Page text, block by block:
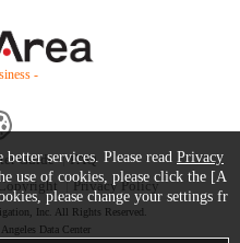
-
Guide
FAQ
Privacy Policy
Inc. All Rights Reserved.
Data Center
services. Please read Privacy
use of cookies, please click the [A
please change your settings fr